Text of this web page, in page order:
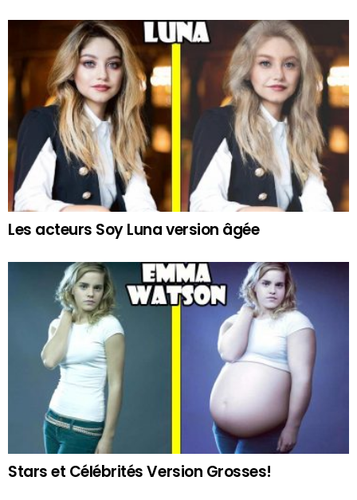
Les acteurs Soy Luna version âgée
Stars et Célébrités Version Grosses!